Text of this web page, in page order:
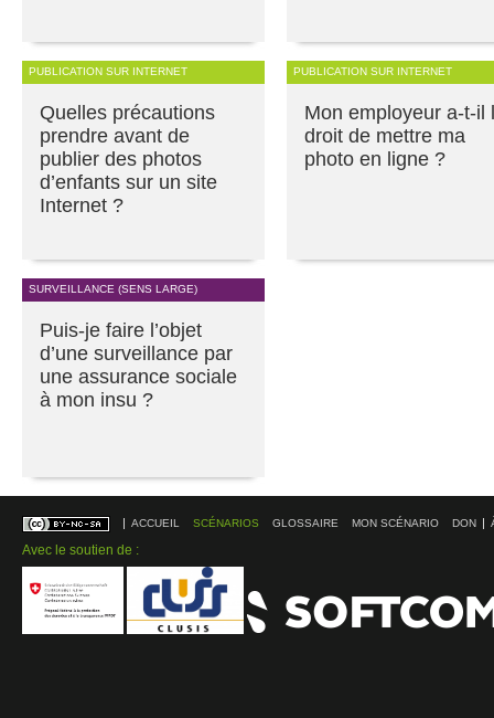
PUBLICATION SUR INTERNET
Quelles précautions
prendre avant de
publier des photos
d’enfants sur un site
Internet ?
PUBLICATION SUR INTERNET
Mon employeur a-t-il
droit de mettre ma
photo en ligne ?
SURVEILLANCE (SENS LARGE)
Puis-je faire l’objet
d’une surveillance par
une assurance sociale
à mon insu ?
ACCUEIL SCÉNARIOS GLOSSAIRE MON SCÉNARIO DON
Avec le soutien de :